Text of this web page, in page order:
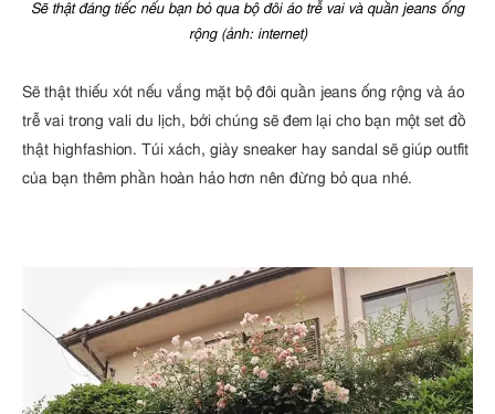
Sẽ thật đáng tiếc nếu bạn bỏ qua bộ đôi áo trễ vai và quần jeans ống
rộng (ảnh: internet)
Sẽ thật thiếu xót nếu vắng mặt bộ đôi quần jeans ống rộng và áo
trễ vai trong vali du lịch, bởi chúng sẽ đem lại cho bạn một set đồ
thật highfashion. Túi xách, giày sneaker hay sandal sẽ giúp outfit
của bạn thêm phần hoàn hảo hơn nên đừng bỏ qua nhé.